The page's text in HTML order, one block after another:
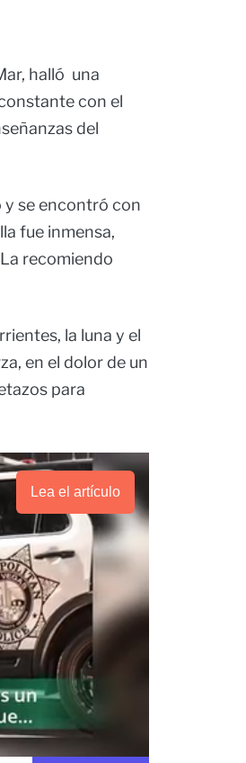
halló una
con el
del
y se encontró con
fue inmensa,
recomiendo
la luna y el
en el dolor de un
para
Lea el artículo